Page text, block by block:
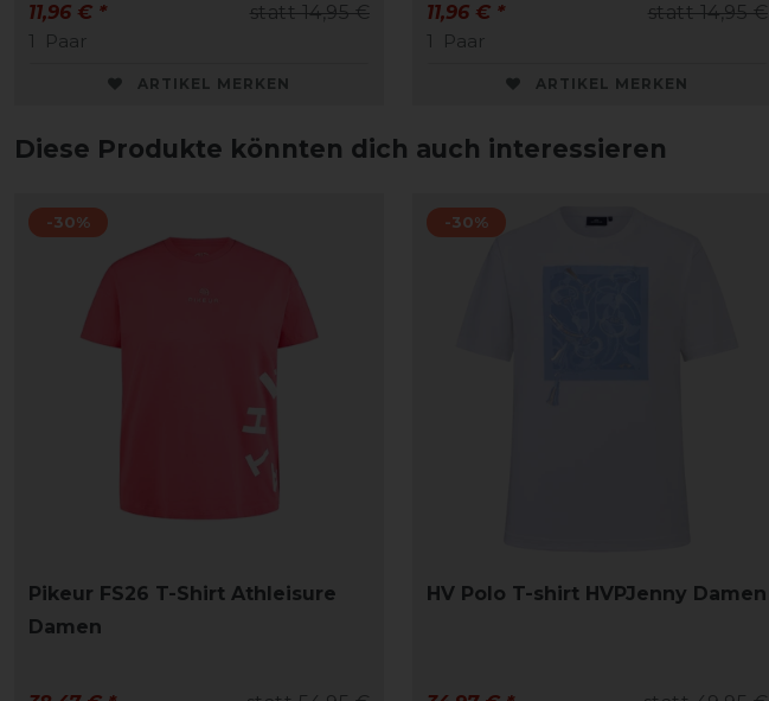
statt 14,95 €
11,96 € *
1
Paar
ARTIKEL MERKEN
statt 14,95 €
11,96 € *
1
Paar
ARTIKEL MERKEN
Diese Produkte könnten dich auch interessieren
-30%
Pikeur FS26 T-Shirt Athleisure
Damen
-30%
HV Polo T-shirt HVPJenny Damen